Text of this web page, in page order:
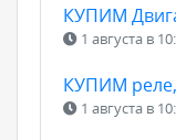
КУПИМ
1 августа в
КУПИМ
1 августа в